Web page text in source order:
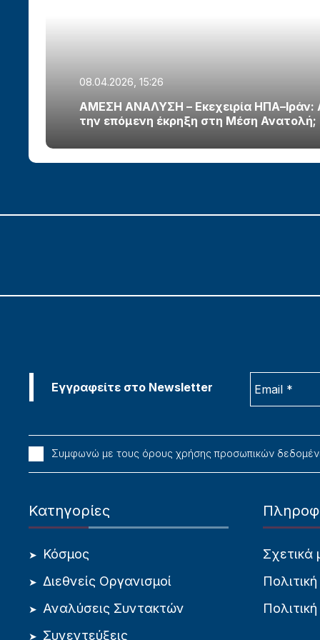
08.04.2026, 15:26
ΑΜΕΣΗ ΑΝΑΛΥΣΗ – Εκεχειρία ΗΠΑ–Ιράν:
την επόμενη έκρηξη στη Μέση Ανατολή;
Συμφωνώ με τους όρους χρήσης προσωπικών
Κατηγορίες
Κόσμος
Διεθνείς Οργανισμοί
Αναλύσεις Συντακτών
Συνεντεύξεις
Σχετικά